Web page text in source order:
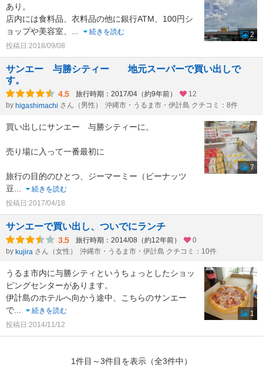
あり。
店内には食料品、衣料品の他に銀行ATM、100円シ
ョップや美容室、 ...
続きを読む
投稿日:2018/09/08
2
サンエー 与勝シティー 地元スーパーで買い出しで
す。
4.5 旅行時期：2017/04（約9年前）
12
by higashimachi さん（男性） 沖縄市・うるま市・伊計島 クチコミ：8件
買い出しにサンエー 与勝シティーに。
売り場に入って一番最初に
旅行の目的のひとつ、ジーマーミー（ピーナッツ
豆...
続きを読む
投稿日:2017/04/18
7
サンエーで買い出し、ついでにランチ
3.5 旅行時期：2014/08（約12年前）
0
by kujira さん（女性） 沖縄市・うるま市・伊計島 クチコミ：10件
うるま市内に与勝シティというちょっとしたショッ
ピングセンターがあります。
伊計島のホテルへ向かう途中、こちらのサンエー
で...
続きを読む
投稿日:2014/11/12
1
1件目～3件目を表示（全3件中）